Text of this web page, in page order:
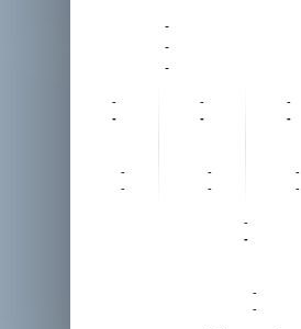
-
-
-
-
-
-
-
-
-
-
-
-
-
-
-
-
-
-
-